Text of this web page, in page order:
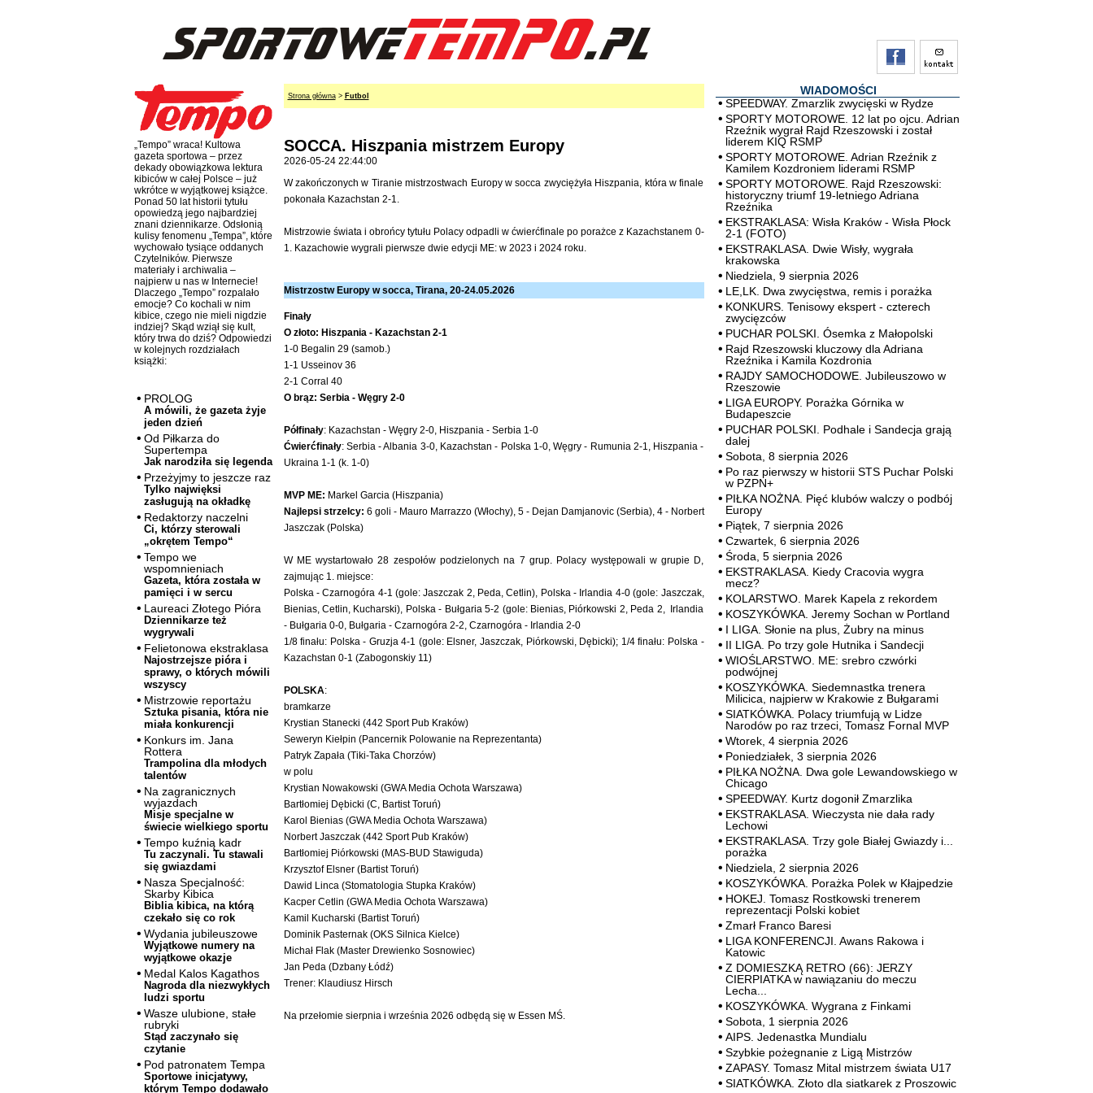
„Tempo” wraca! Kultowa
gazeta sportowa – przez
dekady obowiązkowa lektura
kibiców w całej Polsce – już
wkrótce w wyjątkowej książce.
Ponad 50 lat historii tytułu
opowiedzą jego najbardziej
znani dziennikarze. Odsłonią
kulisy fenomenu „Tempa”, które
wychowało tysiące oddanych
Czytelników. Pierwsze
materiały i archiwalia –
najpierw u nas w Internecie!
Dlaczego „Tempo” rozpalało
emocje? Co kochali w nim
kibice, czego nie mieli nigdzie
indziej? Skąd wziął się kult,
który trwa do dziś? Odpowiedzi
w kolejnych rozdziałach
książki:
PROLOG
A mówili, że gazeta żyje
jeden dzień
Od Piłkarza do
Supertempa
Jak narodziła się legenda
Przeżyjmy to jeszcze raz
Tylko najwięksi
zasługują na okładkę
Redaktorzy naczelni
Ci, którzy sterowali
„okrętem Tempo“
Tempo we
wspomnieniach
Gazeta, która została w
pamięci i w sercu
Laureaci Złotego Pióra
Dziennikarze też
wygrywali
Felietonowa ekstraklasa
Najostrzejsze pióra i
sprawy, o których mówili
wszyscy
Mistrzowie reportażu
Sztuka pisania, która nie
miała konkurencji
Konkurs im. Jana
Rottera
Trampolina dla młodych
talentów
Na zagranicznych
wyjazdach
Misje specjalne w
świecie wielkiego sportu
Tempo kuźnią kadr
Tu zaczynali. Tu stawali
się gwiazdami
Nasza Specjalność:
Skarby Kibica
Biblia kibica, na którą
czekało się co rok
Wydania jubileuszowe
Wyjątkowe numery na
wyjątkowe okazje
Medal Kalos Kagathos
Nagroda dla niezwykłych
ludzi sportu
Wasze ulubione, stałe
rubryki
Stąd zaczynało się
czytanie
Pod patronatem Tempa
Sportowe inicjatywy,
którym Tempo dodawało
Strona główna> Futbol
SOCCA. Hiszpania mistrzem Europy
2026-05-24 22:44:00
W zakończonych w Tiranie mistrzostwach Europy w socca zwyciężyła Hiszpania, która w finale
pokonała Kazachstan 2-1.
Mistrzowie świata i obrońcy tytułu Polacy odpadli w ćwierćfinale po porażce z Kazachstanem 0-
1. Kazachowie wygrali pierwsze dwie edycji ME: w 2023 i 2024 roku.
Mistrzostw Europy w socca, Tirana, 20-24.05.2026
Finały
O złoto: Hiszpania - Kazachstan 2-1
1-0 Begalin 29 (samob.)
1-1 Usseinov 36
2-1 Corral 40
O brąz: Serbia - Węgry 2-0
Półfinały: Kazachstan - Węgry 2-0, Hiszpania - Serbia 1-0
Ćwierćfinały: Serbia - Albania 3-0, Kazachstan - Polska 1-0, Węgry - Rumunia 2-1, Hiszpania -
Ukraina 1-1 (k. 1-0)
MVP ME: Markel Garcia (Hiszpania)
Najlepsi strzelcy: 6 goli - Mauro Marrazzo (Włochy), 5 - Dejan Damjanovic (Serbia), 4 - Norbert
Jaszczak (Polska)
W ME wystartowało 28 zespołów podzielonych na 7 grup. Polacy występowali w grupie D,
zajmując 1. miejsce:
Polska - Czarnogóra 4-1 (gole: Jaszczak 2, Peda, Cetlin), Polska - Irlandia 4-0 (gole: Jaszczak,
Bienias, Cetlin, Kucharski), Polska - Bułgaria 5-2 (gole: Bienias, Piórkowski 2, Peda 2, Irlandia
- Bułgaria 0-0, Bułgaria - Czarnogóra 2-2, Czarnogóra - Irlandia 2-0
1/8 finału: Polska - Gruzja 4-1 (gole: Elsner, Jaszczak, Piórkowski, Dębicki); 1/4 finału: Polska -
Kazachstan 0-1 (Zabogonskiy 11)
POLSKA:
bramkarze
Krystian Stanecki (442 Sport Pub Kraków)
Seweryn Kiełpin (Pancernik Polowanie na Reprezentanta)
Patryk Zapała (Tiki-Taka Chorzów)
w polu
Krystian Nowakowski (GWA Media Ochota Warszawa)
Bartłomiej Dębicki (C, Bartist Toruń)
Karol Bienias (GWA Media Ochota Warszawa)
Norbert Jaszczak (442 Sport Pub Kraków)
Bartłomiej Piórkowski (MAS-BUD Stawiguda)
Krzysztof Elsner (Bartist Toruń)
Dawid Linca (Stomatologia Stupka Kraków)
Kacper Cetlin (GWA Media Ochota Warszawa)
Kamil Kucharski (Bartist Toruń)
Dominik Pasternak (OKS Silnica Kielce)
Michał Flak (Master Drewienko Sosnowiec)
Jan Peda (Dzbany Łódź)
Trener: Klaudiusz Hirsch
Na przełomie sierpnia i września 2026 odbędą się w Essen MŚ.
WIADOMOŚCI
SPEEDWAY. Zmarzlik zwycięski w Rydze
SPORTY MOTOROWE. 12 lat po ojcu. Adrian
Rzeźnik wygrał Rajd Rzeszowski i został
liderem KIQ RSMP
SPORTY MOTOROWE. Adrian Rzeźnik z
Kamilem Kozdroniem liderami RSMP
SPORTY MOTOROWE. Rajd Rzeszowski:
historyczny triumf 19-letniego Adriana
Rzeźnika
EKSTRAKLASA: Wisła Kraków - Wisła Płock
2-1 (FOTO)
EKSTRAKLASA. Dwie Wisły, wygrała
krakowska
Niedziela, 9 sierpnia 2026
LE,LK. Dwa zwycięstwa, remis i porażka
KONKURS. Tenisowy ekspert - czterech
zwycięzców
PUCHAR POLSKI. Ósemka z Małopolski
Rajd Rzeszowski kluczowy dla Adriana
Rzeźnika i Kamila Kozdronia
RAJDY SAMOCHODOWE. Jubileuszowo w
Rzeszowie
LIGA EUROPY. Porażka Górnika w
Budapeszcie
PUCHAR POLSKI. Podhale i Sandecja grają
dalej
Sobota, 8 sierpnia 2026
Po raz pierwszy w historii STS Puchar Polski
w PZPN+
PIŁKA NOŻNA. Pięć klubów walczy o podbój
Europy
Piątek, 7 sierpnia 2026
Czwartek, 6 sierpnia 2026
Środa, 5 sierpnia 2026
EKSTRAKLASA. Kiedy Cracovia wygra
mecz?
KOLARSTWO. Marek Kapela z rekordem
KOSZYKÓWKA. Jeremy Sochan w Portland
I LIGA. Słonie na plus, Żubry na minus
II LIGA. Po trzy gole Hutnika i Sandecji
WIOŚLARSTWO. ME: srebro czwórki
podwójnej
KOSZYKÓWKA. Siedemnastka trenera
Milicica, najpierw w Krakowie z Bułgarami
SIATKÓWKA. Polacy triumfują w Lidze
Narodów po raz trzeci, Tomasz Fornal MVP
Wtorek, 4 sierpnia 2026
Poniedziałek, 3 sierpnia 2026
PIŁKA NOŻNA. Dwa gole Lewandowskiego w
Chicago
SPEEDWAY. Kurtz dogonił Zmarzlika
EKSTRAKLASA. Wieczysta nie dała rady
Lechowi
EKSTRAKLASA. Trzy gole Białej Gwiazdy i...
porażka
Niedziela, 2 sierpnia 2026
KOSZYKÓWKA. Porażka Polek w Kłajpedzie
HOKEJ. Tomasz Rostkowski trenerem
reprezentacji Polski kobiet
Zmarł Franco Baresi
LIGA KONFERENCJI. Awans Rakowa i
Katowic
Z DOMIESZKĄ RETRO (66): JERZY
CIERPIATKA w nawiązaniu do meczu
Lecha...
KOSZYKÓWKA. Wygrana z Finkami
Sobota, 1 sierpnia 2026
AIPS. Jedenastka Mundialu
Szybkie pożegnanie z Ligą Mistrzów
ZAPASY. Tomasz Mital mistrzem świata U17
SIATKÓWKA. Złoto dla siatkarek z Proszowic